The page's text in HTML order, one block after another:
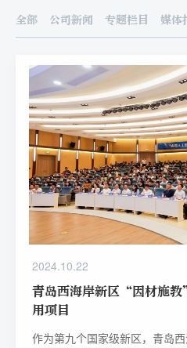
全部 公司新闻 专题栏目 媒体
2024.10.22
青岛西海岸新区“因材施
用项目
作为第九个国家级新区，青岛